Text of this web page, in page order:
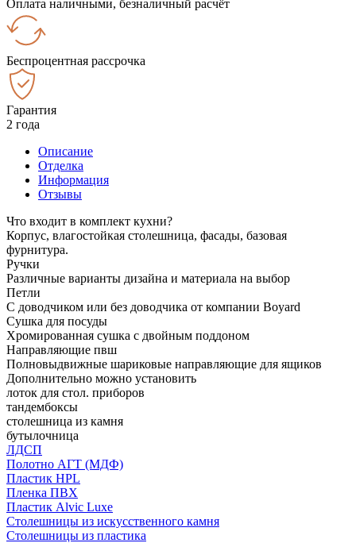
Оплата наличными, безналичный расчёт
Беспроцентная рассрочка
Гарантия
2 года
Описание
Отделка
Информация
Отзывы
Что входит в комплект кухни?
Корпус, влагостойкая столешница, фасады, базовая
фурнитура.
Ручки
Различные варианты дизайна и материала на выбор
Петли
С доводчиком или без доводчика от компании Boyard
Сушка для посуды
Хромированная сушка с двойным поддоном
Направляющие пвш
Полновыдвижные шариковые направляющие для ящиков
Дополнительно можно установить
лоток для стол. приборов
тандембоксы
столешница из камня
бутылочница
ЛДСП
Полотно АГТ (МДФ)
Пластик HPL
Пленка ПВХ
Пластик Alvic Luxe
Столешницы из искусственного камня
Столешницы из пластика